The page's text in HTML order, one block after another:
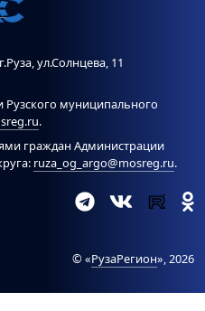
ул.Солнцева, 11
муниципального
.
граждан Администрации
ruza_og_argo@mosreg.ru.
© «РузаРегион», 2026